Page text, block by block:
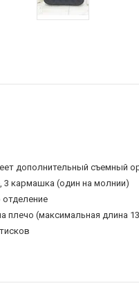
дополнительный съемный
3 кармашка (один на молнии)
отделение
плечо (максимальная длина